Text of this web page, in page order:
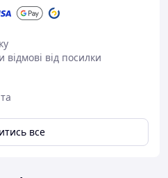
від посилки
все